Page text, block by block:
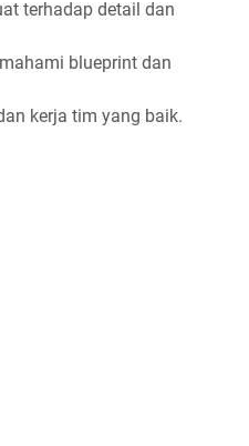
terhadap detail dan
blueprint dan
kerja tim yang baik.